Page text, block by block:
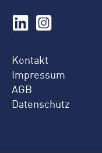
Kontakt
Impressum
AGB
Datenschutz